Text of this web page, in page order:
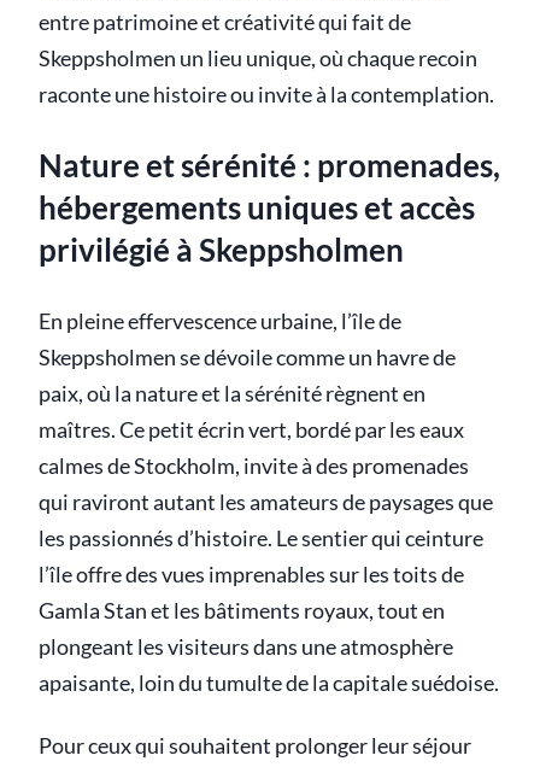
entre patrimoine et créativité qui fait de
Skeppsholmen un lieu unique, où chaque recoin
raconte une histoire ou invite à la contemplation.
Nature et sérénité : promenades,
hébergements uniques et accès
privilégié à Skeppsholmen
En pleine effervescence urbaine, l’île de
Skeppsholmen se dévoile comme un havre de
paix, où la nature et la sérénité règnent en
maîtres. Ce petit écrin vert, bordé par les eaux
calmes de Stockholm, invite à des promenades
qui raviront autant les amateurs de paysages que
les passionnés d’histoire. Le sentier qui ceinture
l’île offre des vues imprenables sur les toits de
Gamla Stan et les bâtiments royaux, tout en
plongeant les visiteurs dans une atmosphère
apaisante, loin du tumulte de la capitale suédoise.
Pour ceux qui souhaitent prolonger leur séjour